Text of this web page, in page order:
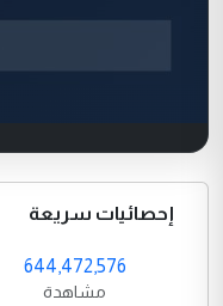
إحصائيات سريعة
644,472,576
مشاهدة